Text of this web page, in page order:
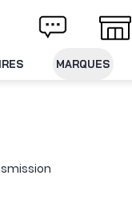
dès 49€ d'achat
MARQUES